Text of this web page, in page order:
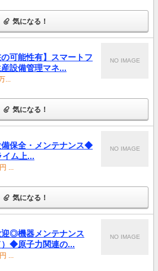
気になる！
可能性有】スマートフ
設備管理マネ...
NO IMAGE
気になる！
備保全・メンテナンス◆
ム上...
...
NO IMAGE
気になる！
迎◎機器メンテナンス
）◆原子力関連の...
...
NO IMAGE